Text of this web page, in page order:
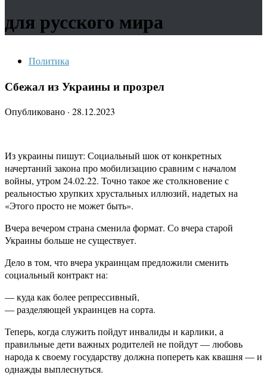
для русского мира
Политика
Сбежал из Украины и прозрел
Опубликовано · 28.12.2023
Из украины пишут: Социальный шок от конкретных
начертаний закона про мобилизацию сравним с началом
войны, утром 24.02.22. Точно такое же столкновение с
реальностью хрупких хрустальных иллюзий, надетых на
«Этого просто не может быть».
Вчера вечером страна сменила формат. Со вчера старой
Украины больше не существует.
Дело в том, что вчера украинцам предложили сменить
социальный контракт на:
— куда как более репрессивный,
— разделяющей украинцев на сорта.
Теперь, когда служить пойдут инвалиды и карлики, а
правильные дети важных родителей не пойдут — любовь
народа к своему государству должна попереть как квашня — и
однажды выплеснуться.